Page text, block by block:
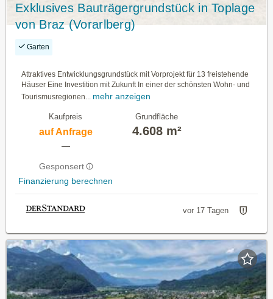
Exklusives Bauträgergrundstück in Toplage
von Braz (Vorarlberg)
Garten
Attraktives Entwicklungsgrundstück mit Vorprojekt für 13 freistehende
Häuser Eine Investition mit Zukunft In einer der schönsten Wohn- und
Tourismusregionen...
mehr anzeigen
Kaufpreis
auf Anfrage
—
Gesponsert
Finanzierung berechnen
Grundfläche
4.608 m²
vor 17 Tagen